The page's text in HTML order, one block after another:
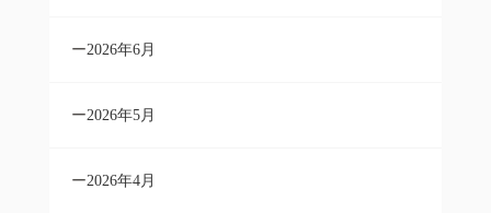
2026年6月
2026年5月
2026年4月